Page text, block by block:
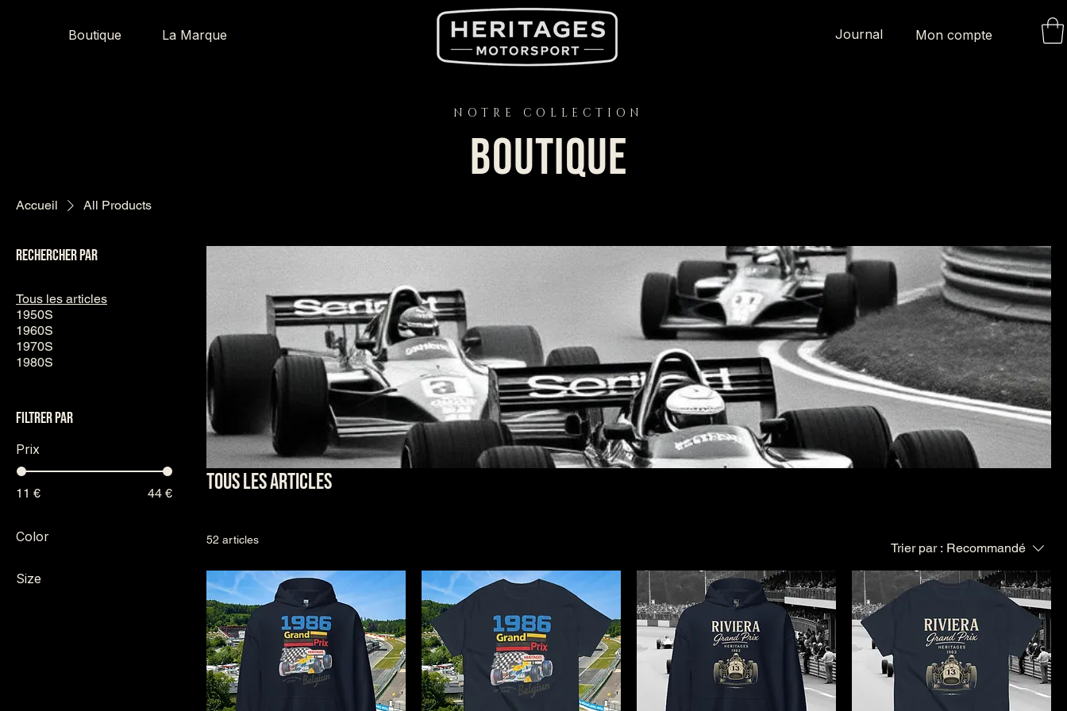
Boutique La Marque Journal Mon compte
NOTRE COLLECTION
Boutique
Accueil All Products
Rechercher par
Tous les articles
1950S
1960S
1970S
1980S
Filtrer par
Prix
11 € 44 €
Color
Brown Savana
Size
Tous les articles
52 articles
Trier par : Recommandé